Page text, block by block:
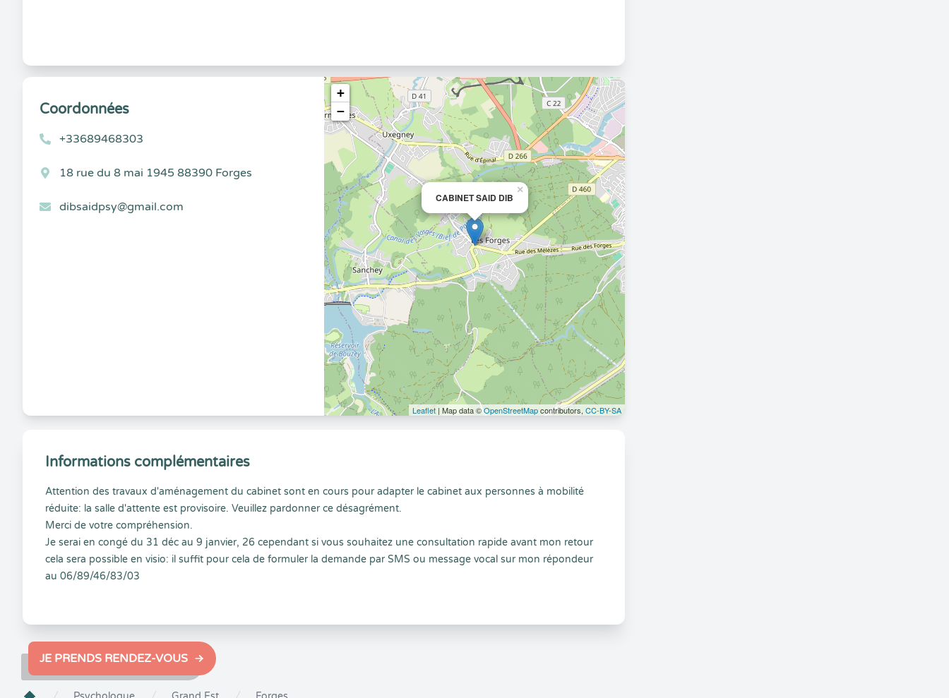
Coordonnées
+33689468303
18 rue du 8 mai 1945 88390 Forges
dibsaidpsy@gmail.com
CABINET SAID DIB
×
+
−
Leaflet | Map data ©OpenStreetMapcontributors,CC-BY-SA
Informations complémentaires
Attention des travaux d'aménagement du cabinet sont en cours pour adapter le cabinet aux personnes à mobilité
réduite: la salle d'attente est provisoire. Veuillez pardonner ce désagrément.
Merci de votre compréhension.
Je serai en congé du 31 déc au 9 janvier, 26 cependant si vous souhaitez une consultation rapide avant mon retour
cela sera possible en visio: il suffit pour cela de formuler la demande par SMS ou message vocal sur mon répondeur
au 06/89/46/83/03
JE PRENDS RENDEZ-VOUS